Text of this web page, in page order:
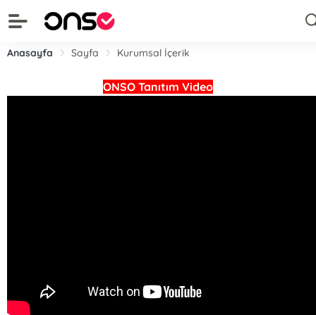
Anasayfa Sayfa Kurumsal İçerik
ONSO Tanıtım Video